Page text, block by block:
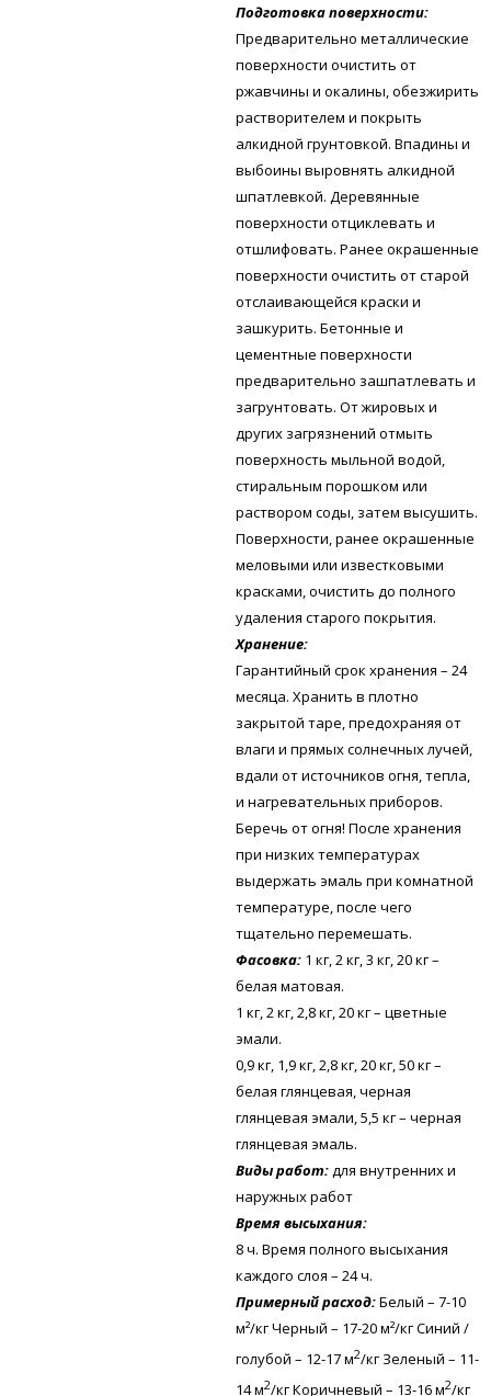
Подготовка поверхности:
Предварительно металлические
поверхности очистить от
ржавчины и окалины, обезжирить
растворителем и покрыть
алкидной грунтовкой. Впадины и
выбоины выровнять алкидной
шпатлевкой. Деревянные
поверхности отциклевать и
отшлифовать. Ранее окрашенные
поверхности очистить от старой
отслаивающейся краски и
зашкурить. Бетонные и
цементные поверхности
предварительно зашпатлевать и
загрунтовать. От жировых и
других загрязнений отмыть
поверхность мыльной водой,
стиральным порошком или
раствором соды, затем высушить.
Поверхности, ранее окрашенные
меловыми или известковыми
красками, очистить до полного
удаления старого покрытия.
Хранение:
Гарантийный срок хранения – 24
месяца. Хранить в плотно
закрытой таре, предохраняя от
влаги и прямых солнечных лучей,
вдали от источников огня, тепла,
и нагревательных приборов.
Беречь от огня! После хранения
при низких температурах
выдержать эмаль при комнатной
температуре, после чего
тщательно перемешать.
Фасовка: 1 кг, 2 кг, 3 кг, 20 кг –
белая матовая.
1 кг, 2 кг, 2,8 кг, 20 кг – цветные
эмали.
0,9 кг, 1,9 кг, 2,8 кг, 20 кг, 50 кг –
белая глянцевая, черная
глянцевая эмали, 5,5 кг – черная
глянцевая эмаль.
Виды работ:для внутренних и
наружных работ
Время высыхания:
8 ч. Время полного высыхания
каждого слоя – 24 ч.
Примерный расход:Белый – 7-10
м²/кг Черный – 17-20 м²/кг Синий /
голубой – 12-17 м2/кг Зеленый – 11-
14 м2/кг Коричневый – 13-16 м2/кг